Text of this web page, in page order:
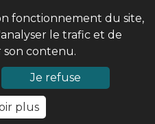
fonctionnement du site,
le trafic et de
son contenu.
Je refuse
plus